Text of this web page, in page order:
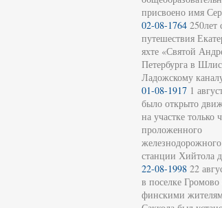
присвоено имя
02-08-1764 250лет
путешествия
яхте «Святой
Петербурга в
Ладожскому
01-08-1917 1
было открыто
на участке только
проложенного
станции Хийтола
22-08-1998 22
в поселке
финскими